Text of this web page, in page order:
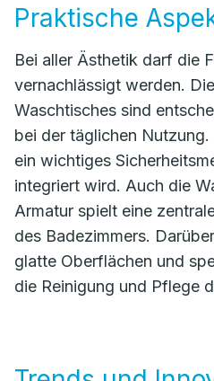
Praktische
Bei aller Ästhetik darf die
vernachlässigt werden.
Waschtisches sind
bei der täglichen
ein wichtiges
integriert wird. Auch die
Armatur spielt eine
des Badezimmers.
glatte Oberflächen und
die Reinigung und Pflege